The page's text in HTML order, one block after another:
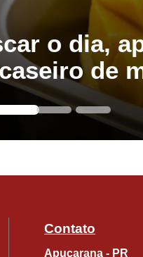
o dia,
de
Contato
Apucarana - PR